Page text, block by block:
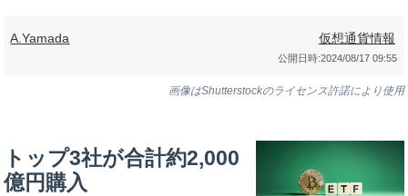
A.Yamada 仮想通貨情報
公開日時:2024/08/17 09:55
画像はShutterstockのライセンス許諾により使用
トップ3社が合計約2,000
億円購入